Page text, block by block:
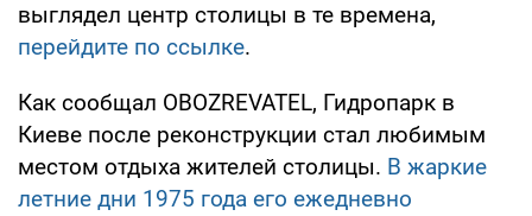
выглядел центр столицы в те времена,
перейдите по ссылке.
Как сообщал OBOZREVATEL, Гидропарк в
Киеве после реконструкции стал любимым
местом отдыха жителей столицы. В жаркие
летние дни 1975 года его ежедневно